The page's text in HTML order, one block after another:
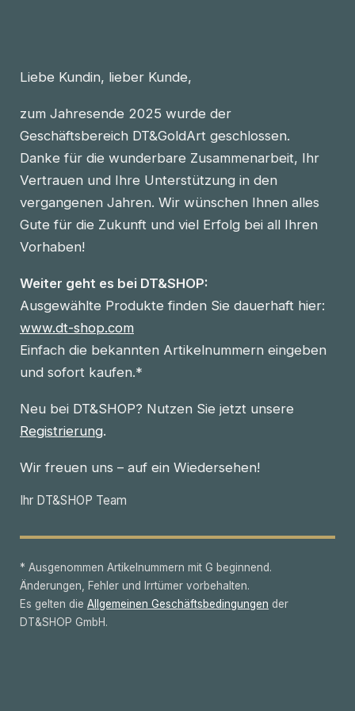
Liebe Kundin, lieber Kunde,
zum Jahresende 2025 wurde der
Geschäftsbereich DT&GoldArt geschlossen.
Danke für die wunderbare Zusammenarbeit, Ihr
Vertrauen und Ihre Unterstützung in den
vergangenen Jahren. Wir wünschen Ihnen alles
Gute für die Zukunft und viel Erfolg bei all Ihren
Vorhaben!
Weiter geht es bei DT&SHOP:
Ausgewählte Produkte finden Sie dauerhaft hier:
www.dt-shop.com
Einfach die bekannten Artikelnummern eingeben
und sofort kaufen.*
Neu bei DT&SHOP? Nutzen Sie jetzt unsere
Registrierung.
Wir freuen uns – auf ein Wiedersehen!
Ihr DT&SHOP Team
* Ausgenommen Artikelnummern mit G beginnend.
Änderungen, Fehler und Irrtümer vorbehalten.
Es gelten die Allgemeinen Geschäftsbedingungen der
DT&SHOP GmbH.